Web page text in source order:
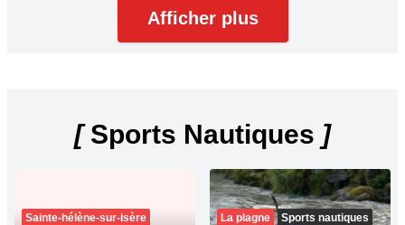
Afficher plus
[Sports Nautiques ]
Sainte-hélène-sur-isère
La plagne
Sports nautiques